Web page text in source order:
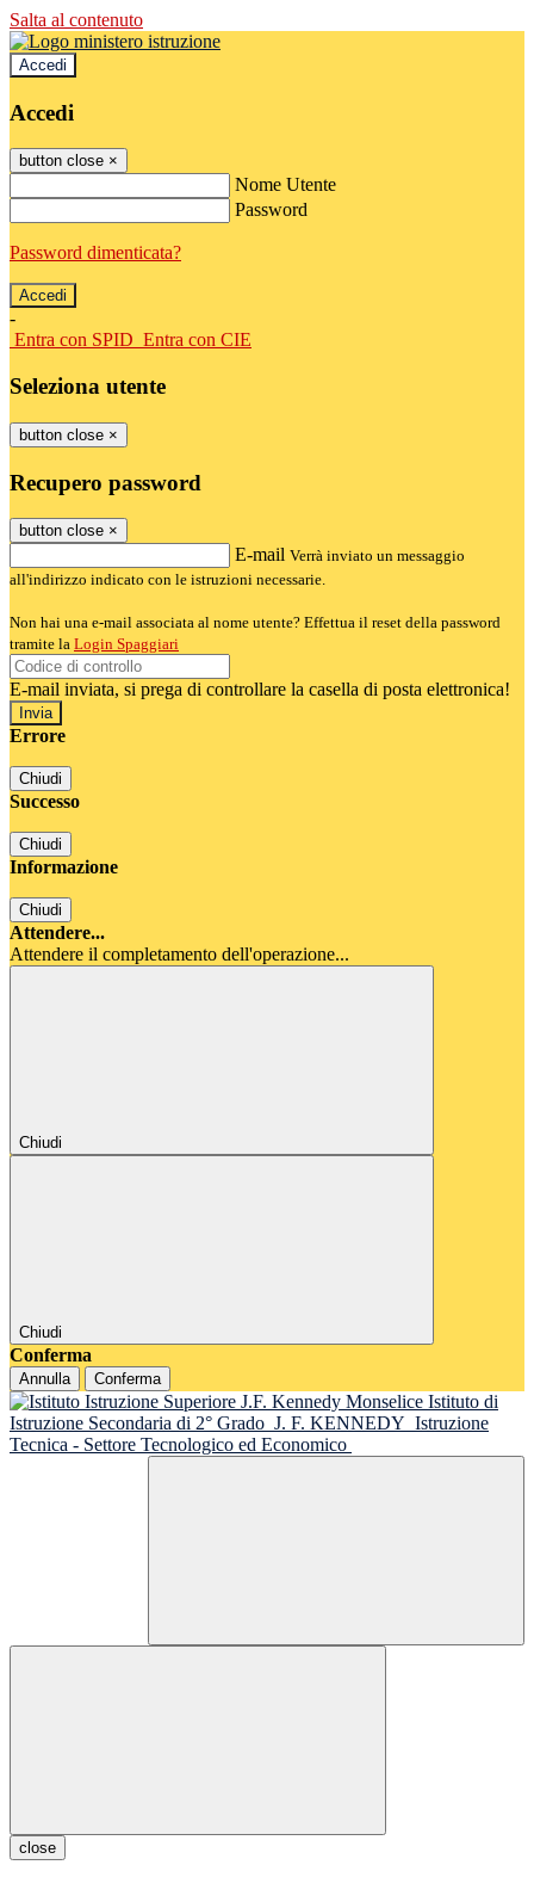
Salta al contenuto
Accedi
Accedi
button close ×
Nome Utente
Password
Password dimenticata?
-
Entra con SPID Entra con CIE
Seleziona utente
button close ×
Recupero password
button close ×
E-mail Verrà inviato un messaggio
all'indirizzo indicato con le istruzioni necessarie.
Non hai una e-mail associata al nome utente? Effettua il reset della password
tramite la Login Spaggiari
E-mail inviata, si prega di controllare la casella di posta elettronica!
Errore
Chiudi
Successo
Chiudi
Informazione
Chiudi
Attendere...
Attendere il completamento dell'operazione...
Chiudi
Chiudi
Conferma
Annulla Conferma
Istituto di
Istruzione Secondaria di 2° Grado J. F. KENNEDY Istruzione
Tecnica - Settore Tecnologico ed Economico
close